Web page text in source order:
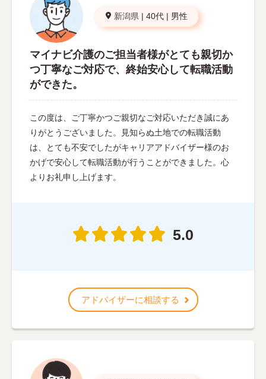
新潟県 | 40代 | 男性
マイナビ介護のご担当者様がとても親切か
つ丁寧なご対応で、終始安心して転職活動
ができた。
この度は、ご丁寧かつご親切なご対応いただき誠にあ
りがとうございました。見知らぬ土地での転職活動
は、とても不安でしたがキャリアアドバイザー様のお
かげで安心して転職活動が行うことができました。心
よりお礼申し上げます。
5.0
アドバイザーに相談する